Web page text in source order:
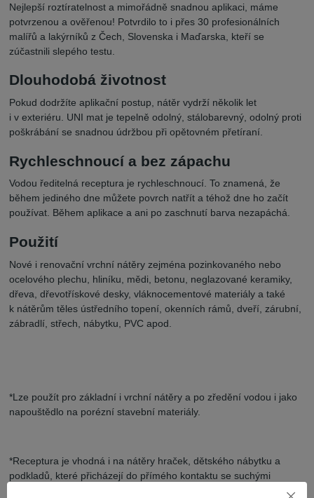
Nejlepší roztíratelnost a mimořádně snadnou aplikaci, máme
potvrzenou a ověřenou! Potvrdilo to i přes 30 profesionálních
malířů a lakýrníků z Čech, Slovenska i Maďarska, kteří se
zúčastnili slepého testu.
Dlouhodobá životnost
Pokud dodržíte aplikační postup, nátěr vydrží několik let
i v exteriéru. UNI mat je tepelně odolný, stálobarevný, odolný proti
poškrábání se snadnou údržbou při opětovném přetíraní.
Rychleschnoucí a bez zápachu
Vodou ředitelná receptura je rychleschnoucí. To znamená, že
během jediného dne můžete povrch natřít a téhož dne ho začít
používat. Během aplikace a ani po zaschnutí barva nezapáchá.
Použití
Nové i renovační vrchní nátěry zejména pozinkovaného nebo
ocelového plechu, hliníku, mědi, betonu, neglazované keramiky,
dřeva, dřevotřískové desky, vláknocementové materiály a také
k nátěrům těles ústředního topení, okenních rámů, dveří, zárubní,
zábradlí, střech, nábytku, PVC apod.
*Lze použít pro základní i vrchní nátěry a po zředění vodou i jako
napouštědlo na porézní stavební materiály.
*Receptura je vhodná i na nátěry hraček, dětského nábytku a
podkladů, které přicházejí do přímého kontaktu se suchými